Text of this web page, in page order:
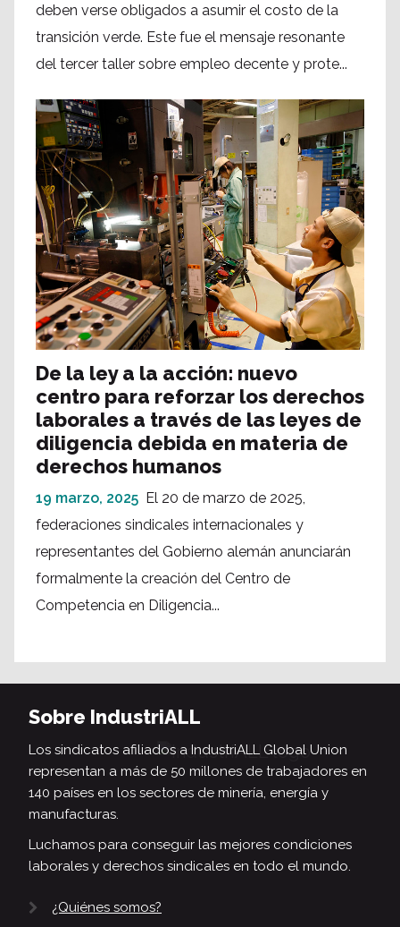
deben verse obligados a asumir el costo de la
transición verde. Este fue el mensaje resonante
del tercer taller sobre empleo decente y prote...
De la ley a la acción: nuevo
centro para reforzar los derechos
laborales a través de las leyes de
diligencia debida en materia de
derechos humanos
19 marzo, 2025 El 20 de marzo de 2025,
federaciones sindicales internacionales y
representantes del Gobierno alemán anunciarán
formalmente la creación del Centro de
Competencia en Diligencia...
Sobre IndustriALL
Los sindicatos afiliados a IndustriALL Global Union
representan a más de 50 millones de trabajadores en
140 países en los sectores de minería, energía y
manufacturas.
Luchamos para conseguir las mejores condiciones
laborales y derechos sindicales en todo el mundo.
¿Quiénes somos?